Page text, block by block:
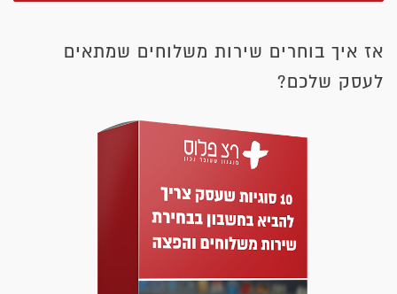
אז איך בוחרים שירות משלוחים שמתאים
לעסק שלכם?